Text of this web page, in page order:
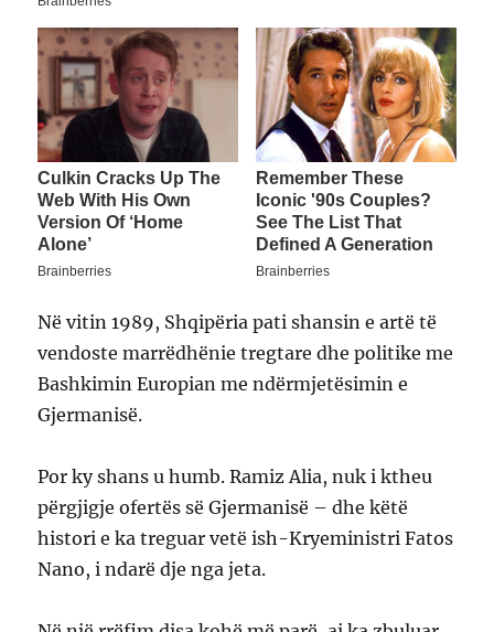
Në vitin 1989, Shqipëria pati shansin e artë të
vendoste marrëdhënie tregtare dhe politike me
Bashkimin Europian me ndërmjetësimin e
Gjermanisë.
Por ky shans u humb. Ramiz Alia, nuk i ktheu
përgjigje ofertës së Gjermanisë – dhe këtë
histori e ka treguar vetë ish-Kryeministri Fatos
Nano, i ndarë dje nga jeta.